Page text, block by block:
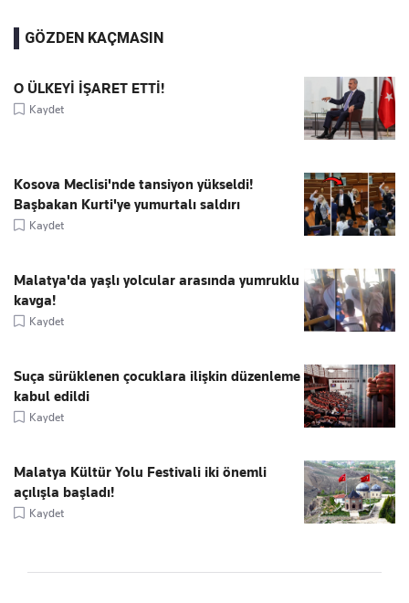
GÖZDEN KAÇMASIN
O ÜLKEYİ İŞARET ETTİ!
Kaydet
Kosova Meclisi'nde tansiyon yükseldi!
Başbakan Kurti'ye yumurtalı saldırı
Kaydet
Malatya'da yaşlı yolcular arasında yumruklu
kavga!
Kaydet
Suça sürüklenen çocuklara ilişkin düzenleme
kabul edildi
Kaydet
Malatya Kültür Yolu Festivali iki önemli
açılışla başladı!
Kaydet